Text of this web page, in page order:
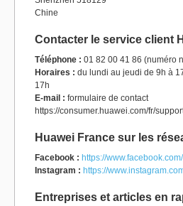
Chine
Contacter le service client
Téléphone : 01 82 00 41 86 (numéro
Horaires : du lundi au jeudi de 9h à
17h
E-mail : formulaire de contact
https://consumer.huawei.com/fr/
Huawei France sur les
Facebook : https://
Instagram : https://
Entreprises et articles en